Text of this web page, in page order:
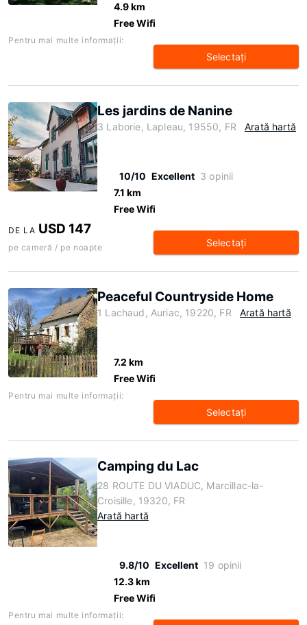
4.9 km
Free Wifi
Pentru mai multe informaţii:
Selectaţi
Les jardins de Nanine
3 Laborie, Lapleau, 19550, FR Arată hartă
10/10 Excellent 3 opinii
7.1 km
Free Wifi
DE LA USD 147
pe cameră / pe noapte Selectaţi
Peaceful Countryside Home
1 Lachaud, Auriac, 19220, FR Arată hartă
7.2 km
Free Wifi
Pentru mai multe informaţii:
Selectaţi
Camping du Lac
28 ROUTE DU VIADUC, Marcillac-la-
Croisille, 19320, FR
Arată hartă
9.8/10 Excellent 19 opinii
12.3 km
Free Wifi
Pentru mai multe informaţii: